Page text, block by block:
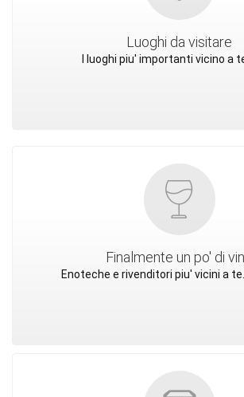
Luoghi da visitare
I luoghi piu' importanti vicino a
Finalmente un po' di
Enoteche e rivenditori piu' vicini a